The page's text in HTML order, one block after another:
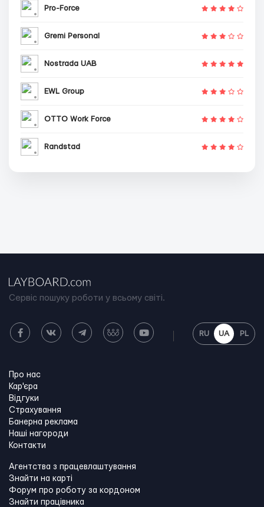
Pro-Force
Gremi Personal
Nostrada UAB
EWL Group
OTTO Work Force
Randstad
Сервіс пошуку роботи у всьому світі.
RU UA PL
Про нас
Кар'єра
Відгуки
Страхування
Банерна реклама
Наші нагороди
Контакти
Агентства з працевлаштування
Знайти на карті
Форум про роботу за кордоном
Знайти працівника